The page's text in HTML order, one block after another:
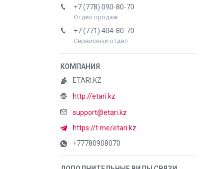
+7 (778) 090-80-70
Отдел продаж
+7 (771) 404-80-70
Сервисный отдел
ETARI.KZ
http://etari.kz
support@etari.kz
https://t.me/etari.kz
+77780908070